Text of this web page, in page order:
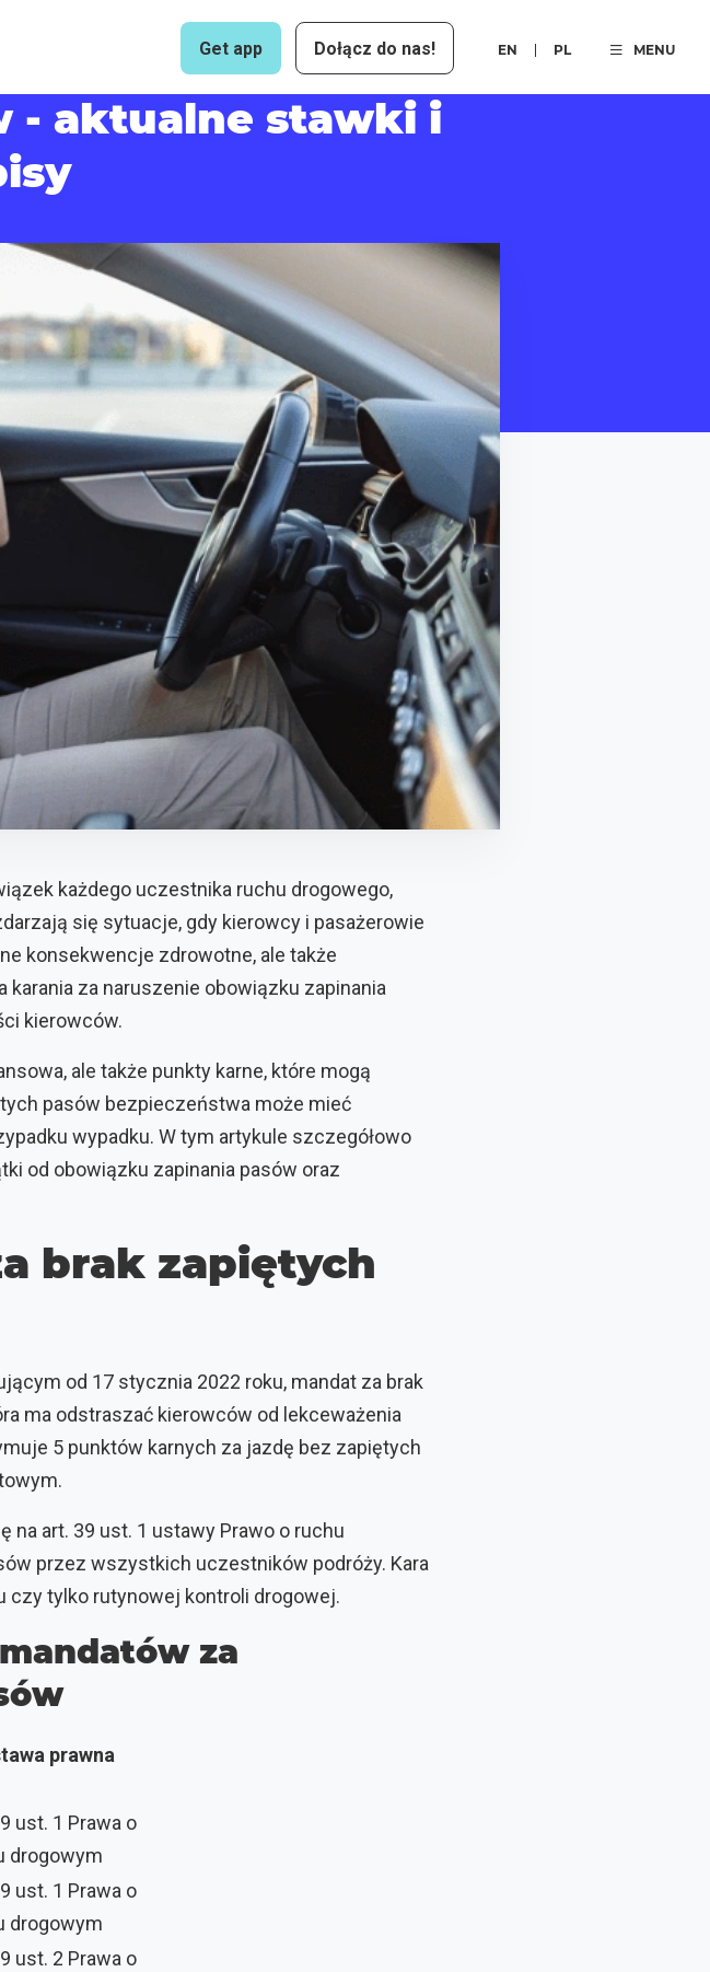
Get app Dołącz do nas! EN PL MENU
- aktualne stawki i
każdego uczestnika ruchu drogowego,
się sytuacje, gdy kierowcy i pasażerowie
konsekwencje zdrowotne, ale także
za naruszenie obowiązku zapinania
kierowców.
ale także punkty karne, które mogą
pasów bezpieczeństwa może mieć
wypadku. W tym artykule szczegółowo
od obowiązku zapinania pasów oraz
brak zapiętych
od 17 stycznia 2022 roku, mandat za brak
ma odstraszać kierowców od lekceważenia
5 punktów karnych za jazdę bez zapiętych
art. 39 ust. 1 ustawy Prawo o ruchu
przez wszystkich uczestników podróży. Kara
czy tylko rutynowej kontroli drogowej.
za
prawna
ust. 1 Prawa o
drogowym
ust. 1 Prawa o
drogowym
ust. 2 Prawa o